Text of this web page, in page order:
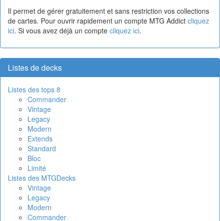
Il permet de gérer gratuitement et sans restriction vos collections
de cartes. Pour ouvrir rapidement un compte MTG Addict cliquez
ici. Si vous avez déjà un compte cliquez ici.
Listes de decks
Listes des tops 8
Commander
Vintage
Legacy
Modern
Extends
Standard
Bloc
Limité
Listes des MTGDecks
Vintage
Legacy
Modern
Commander